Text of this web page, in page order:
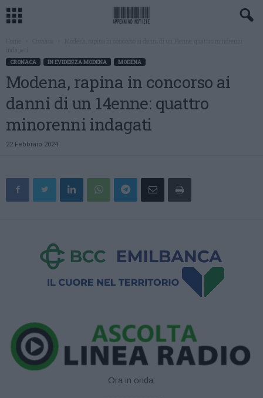
CRONACA IN EVIDENZA MODENA MODENA
Modena, rapina in concorso ai
danni di un 14enne: quattro
minorenni indagati
22 Febbraio 2024
Ora in onda: